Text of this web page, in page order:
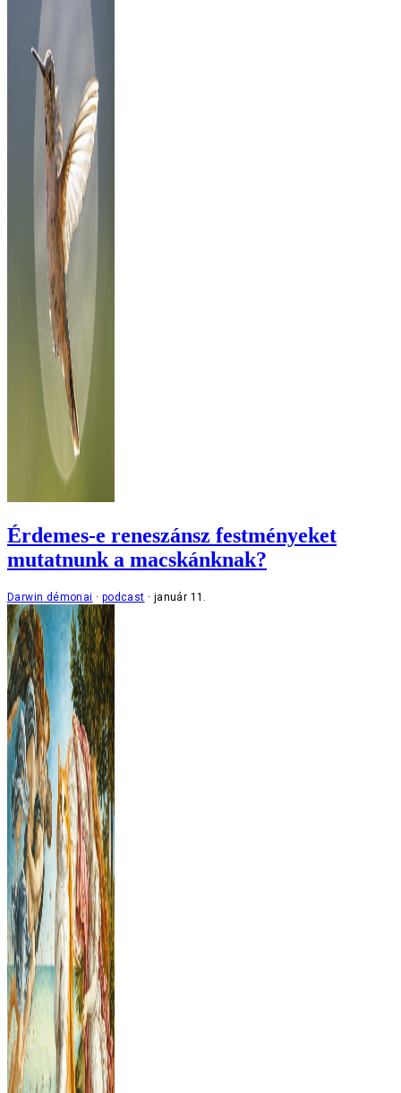
Érdemes-e reneszánsz festményeket
mutatnunk a macskánknak?
Darwin démonai podcast január 11.